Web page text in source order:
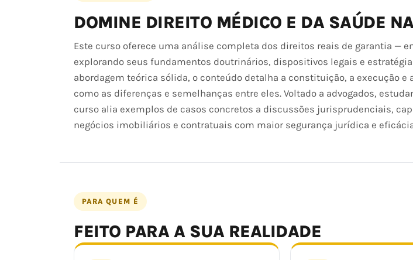
DOMINE DIREITO MÉDICO E DA SAÚDE
Este curso oferece uma análise completa dos direitos reais de garantia —
explorando seus fundamentos doutrinários, dispositivos legais e
abordagem teórica sólida, o conteúdo detalha a constituição, a execução
como as diferenças e semelhanças entre eles. Voltado a advogados,
curso alia exemplos de casos concretos a discussões jurisprudenciais,
negócios imobiliários e contratuais com maior segurança jurídica e
PARA QUEM É
FEITO PARA A SUA REALIDADE